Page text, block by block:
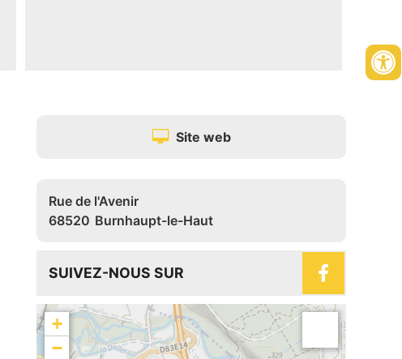
Site web
Rue de l'Avenir
68520 Burnhaupt-le-Haut
SUIVEZ-NOUS SUR
+
−